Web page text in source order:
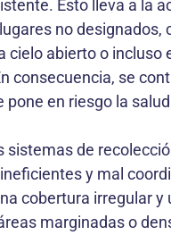
Esto lleva a la
no designados,
cielo abierto o incluso
consecuencia, se
pone en riesgo la
sistemas de
y mal
cobertura irregular y
marginadas o